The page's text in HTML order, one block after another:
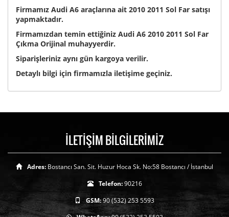
Firmamız Audi A6 araçlarına ait 2010 2011 Sol Far satışı
yapmaktadır.
Firmamızdan temin ettiğiniz Audi A6 2010 2011 Sol Far
Çıkma Orijinal muhayyerdir.
Siparişleriniz aynı gün kargoya verilir.
Detaylı bilgi için firmamızla iletişime geçiniz.
İLETİŞİM BİLGİLERİMİZ
Adres: Bostancı San. Sit. Huzur Hoca Sk. No:58 Bostancı / İstanbul
Telefon:90216
GSM:90 (532) 253 5593